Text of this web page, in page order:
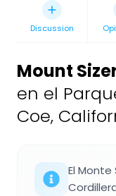
Discussion
Mount
en el
Coe,
El